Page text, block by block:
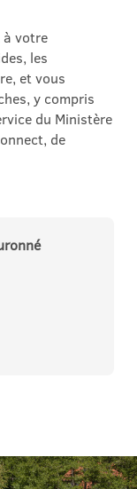
à votre
les
et vous
y compris
du Ministère
de